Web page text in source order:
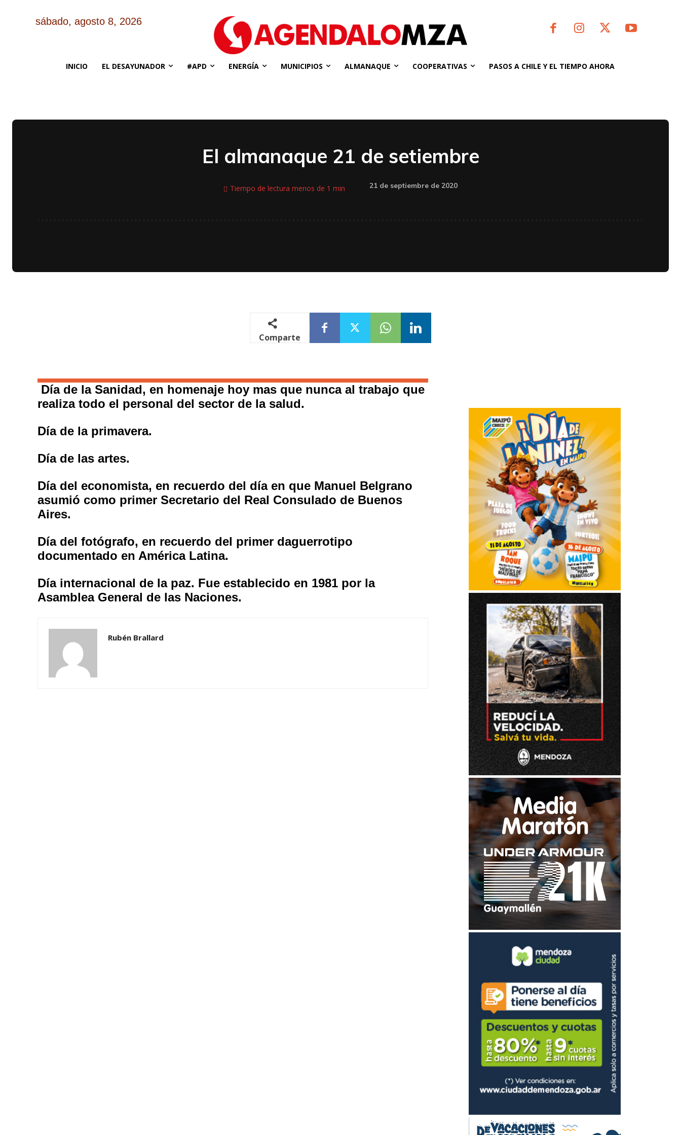
sábado, agosto 8, 2026
INICIO EL DESAYUNADOR #APD ENERGÍA MUNICIPIOS ALMANAQUE COOPERATIVAS PASOS A CHILE Y EL TIEMPO AHORA
El almanaque 21 de setiembre
Tiempo de lectura menos de 1 min 21 de septiembre de 2020
Comparte
Día de la Sanidad, en homenaje hoy mas que nunca al trabajo que
realiza todo el personal del sector de la salud.
Día de la primavera.
Día de las artes.
Día del economista, en recuerdo del día en que Manuel Belgrano
asumió como primer Secretario del Real Consulado de Buenos
Aires.
Día del fotógrafo, en recuerdo del primer daguerrotipo
documentado en América Latina.
Día internacional de la paz. Fue establecido en 1981 por la
Asamblea General de las Naciones.
Rubén Brallard